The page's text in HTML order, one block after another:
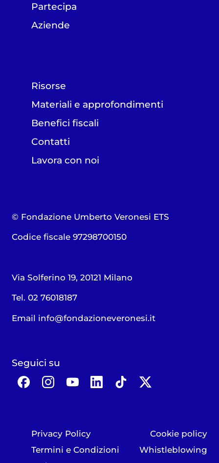
Partecipa
Aziende
Risorse
Materiali e approfondimenti
Benefici fiscali
Contatti
Lavora con noi
© Fondazione Umberto Veronesi ETS
Codice fiscale 97298700150
Via Solferino 19, 20121 Milano
Tel. 02 76018187
Email info@fondazioneveronesi.it
Seguici su
Privacy Policy
Cookie policy
Termini e Condizioni
Whistleblowing